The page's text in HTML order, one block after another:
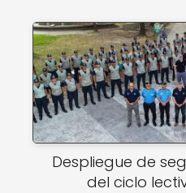
Despliegue de
del ciclo